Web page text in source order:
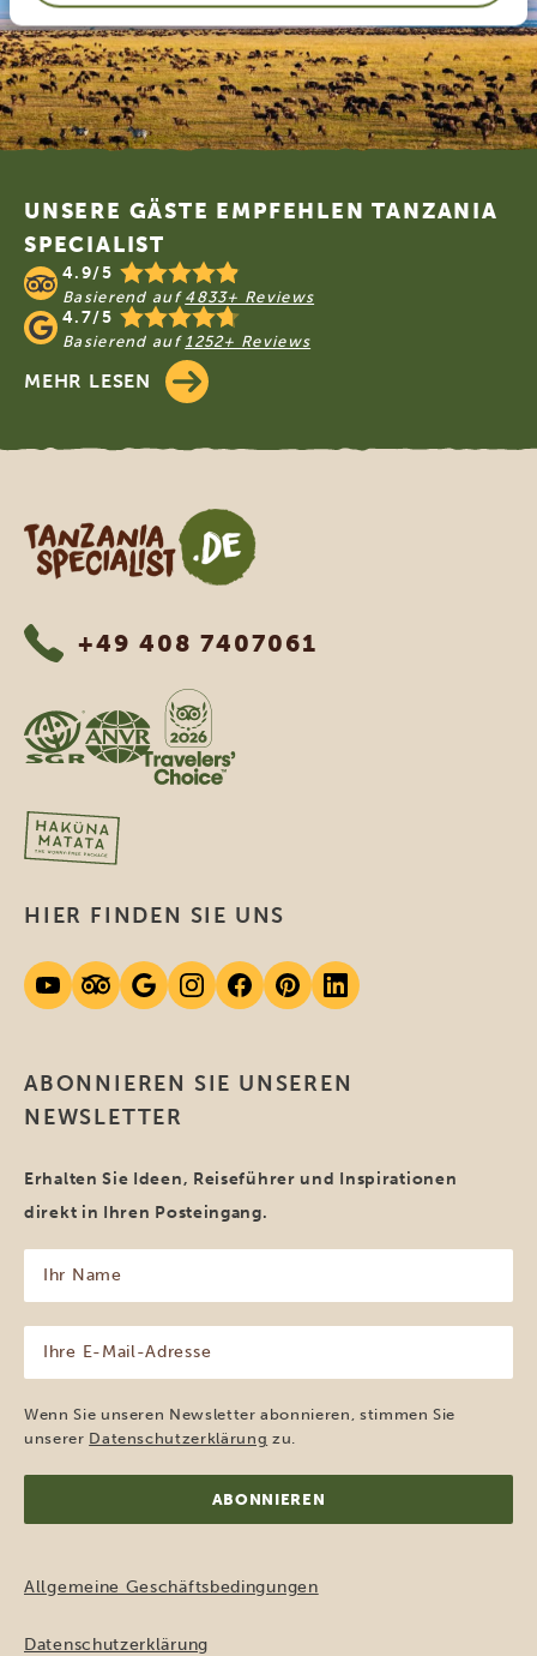
Footer
UNSERE GÄSTE EMPFEHLEN TANZANIA
SPECIALIST
4.9/5
Basierend auf 4833+ Reviews
4.7/5
Basierend auf 1252+ Reviews
MEHR LESEN
Tanzania Specialist
+49 408 7407061
ABONNIEREN SIE UNSEREN
NEWSLETTER
Erhalten Sie Ideen, Reiseführer und Inspirationen
direkt in Ihren Posteingang.
Name
(erforderlich)
Mail-
Adresse
(erforderlich)
Wenn Sie unseren Newsletter abonnieren, stimmen Sie
unserer Datenschutzerklärung zu.
HIER FINDEN SIE UNS
Allgemeine Geschäftsbedingungen
Datenschutzerklärung